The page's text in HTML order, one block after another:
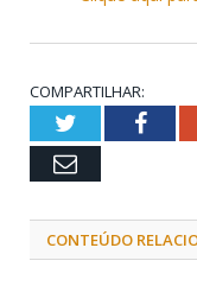
COMPARTILHAR:
Twitter
Email
CONTEÚDO